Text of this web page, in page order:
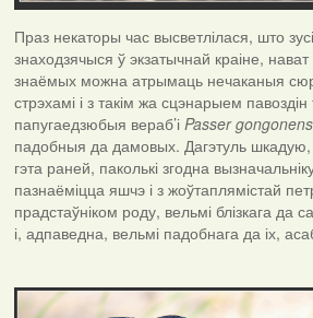
Праз некаторы час высветлілася, што
знаходзячыся ў экзатычнай краіне,
знаёмых можна атрымаць нечаканыя
стрэхамі і з такім жа сцэнарыем павоздін
папугаедзюбыя вераб’і Passer
падобныя да дамовых. Дагэтуль шкадую,
гэта раней, паколькі згодна
пазнаёміцца яшчэ і з жоўтаплямістай
прадстаўніком роду, вельмі блізкага да
і, адпаведна, вельмі падобнага да іх,